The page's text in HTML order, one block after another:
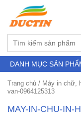
DANH MỤC SẢN
Trang chủ / Máy in chữ,
van-0964125313
MAY-IN-CHU-IN-